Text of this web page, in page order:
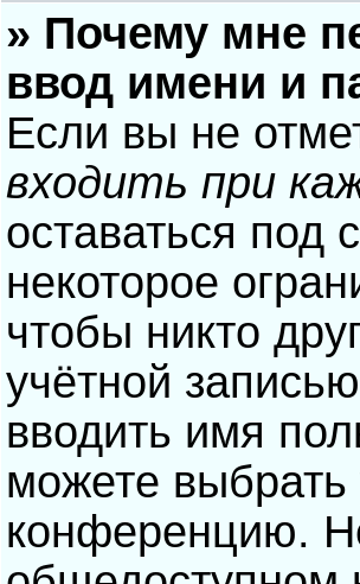
» Почему мне
ввод имени и
Если вы не
входить при
оставаться под
некоторое
чтобы никто
учётной
вводить имя
можете выбрать
конференцию.